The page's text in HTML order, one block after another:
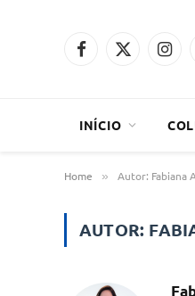
Facebook
X
INÍCIO
Home » Autor: Fabiana
AUTOR: